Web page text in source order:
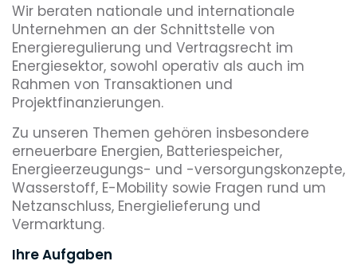
Wir beraten nationale und internationale
Unternehmen an der Schnittstelle von
Energieregulierung und Vertragsrecht im
Energiesektor, sowohl operativ als auch im
Rahmen von Transaktionen und
Projektfinanzierungen.
Zu unseren Themen gehören insbesondere
erneuerbare Energien, Batteriespeicher,
Energieerzeugungs- und -versorgungskonzepte,
Wasserstoff, E-Mobility sowie Fragen rund um
Netzanschluss, Energielieferung und
Vermarktung.
Ihre Aufgaben